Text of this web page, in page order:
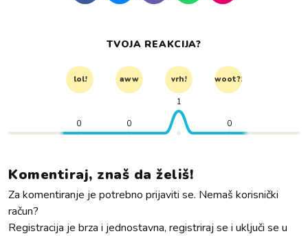
TVOJA REAKCIJA?
lol! aww vrh! woot?!
0 0
1
0
Komentiraj, znaš da želiš!
Za komentiranje je potrebno prijaviti se. Nemaš korisnički
račun?
Registracija je brza i jednostavna, registriraj se i uključi se u